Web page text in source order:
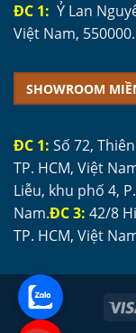
ĐC 1: Ỷ Lan
Việt Nam, 550000.
SHOWROOM
ĐC 1: Số 72,
TP. HCM, Việt
Liễu, khu phố 4,
Nam.ĐC 3: 42/8
TP. HCM, Việt